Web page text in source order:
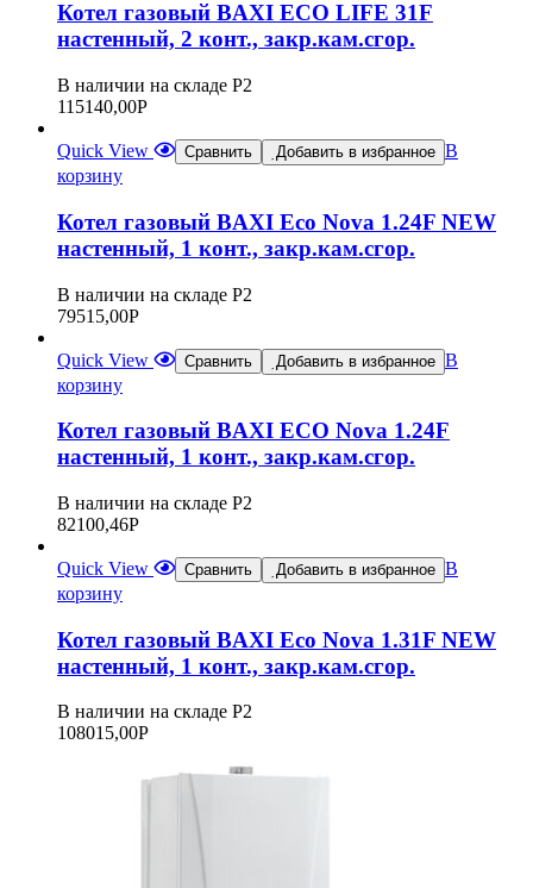
Котел газовый BAXI ECO LIFE 31F
настенный, 2 конт., закр.кам.сгор.
В наличии на складе Р2
115140,00Р
Quick View Сравнить Добавить в избранное В
корзину
Котел газовый BAXI Eco Nova 1.24F NEW
настенный, 1 конт., закр.кам.сгор.
В наличии на складе Р2
79515,00Р
Quick View Сравнить Добавить в избранное В
корзину
Котел газовый BAXI ECO Nova 1.24F
настенный, 1 конт., закр.кам.сгор.
В наличии на складе Р2
82100,46Р
Quick View Сравнить Добавить в избранное В
корзину
Котел газовый BAXI Eco Nova 1.31F NEW
настенный, 1 конт., закр.кам.сгор.
В наличии на складе Р2
108015,00Р